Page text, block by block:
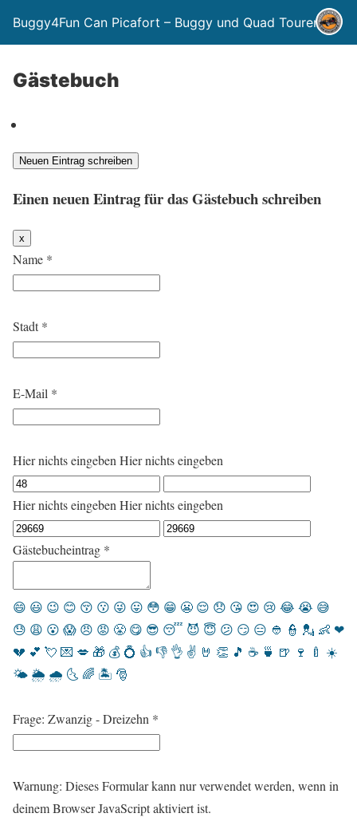
Buggy4Fun Can Picafort – Buggy und Quad Touren
Gästebuch
Einen neuen Eintrag für das Gästebuch schreiben
x
i
e
s
r
m
u
r
s
e
n
d
e
n
Name *
Stadt*
E-Mail *
Hier nichts eingebenHier nichts eingeben
Hier nichts eingebenHier nichts eingeben
Gästebucheintrag *
😄 😃 😉 😊 😚 😗 😜 😛 😳 😁 😬 😌 😞 😘 😍 😢 😂 😭 😅
😓 😩 😮 😱 😠 😡 😤 😋 😎 😴 😈 😇 😕 😏 😑 👲 👮 💂 👶 ❤
💔 💕 💘 💌 💋 🎁 💰 💍 👍 👎 👌 ✌️ 🤘 👏 🎵 ☕️ 🍵 🍺 🍷 🍼 ☀️
🌤 🌦 🌧 🌜 🌈 🏝 🎅
Frage: Zwanzig - Dreizehn *
Warnung: Dieses Formular kann nur verwendet werden, wenn in
deinem Browser JavaScript aktiviert ist.